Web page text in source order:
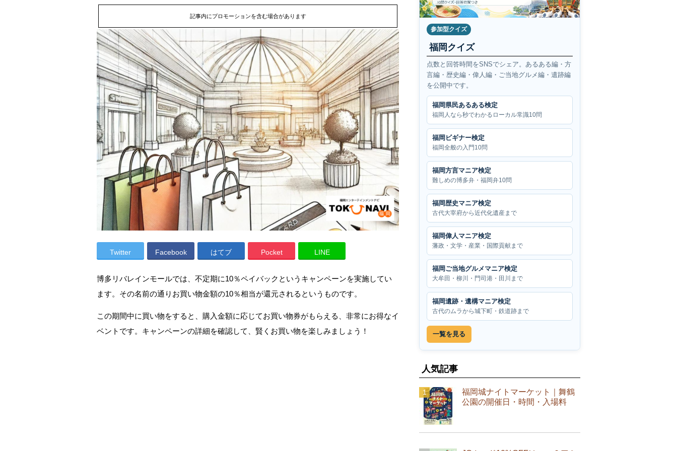
記事内にプロモーションを含む場合があります
Twitter Facebook はてブ Pocket LINE
博多リバレインモールでは、不定期に10％ペイバックというキャンペーンを実施してい
ます。その名前の通りお買い物金額の10％相当が還元されるというものです。
この期間中に買い物をすると、購入金額に応じてお買い物券がもらえる、非常にお得なイ
ベントです。キャンペーンの詳細を確認して、賢くお買い物を楽しみましょう！
参加型クイズ
福岡クイズ
点数と回答時間をSNSでシェア。あるある編・方
言編・歴史編・偉人編・ご当地グルメ編・遺跡編
を公開中です。
福岡県民あるある検定
福岡人なら秒でわかるローカル常識10問
福岡ビギナー検定
福岡全般の入門10問
福岡方言マニア検定
難しめの博多弁・福岡弁10問
福岡歴史マニア検定
古代大宰府から近代化遺産まで
福岡偉人マニア検定
藩政・文学・産業・国際貢献まで
福岡ご当地グルメマニア検定
大牟田・柳川・門司港・田川まで
福岡遺跡・遺構マニア検定
古代のムラから城下町・鉄道跡まで
一覧を見る
人気記事
福岡城ナイトマーケット｜舞鶴
公園の開催日・時間・入場料